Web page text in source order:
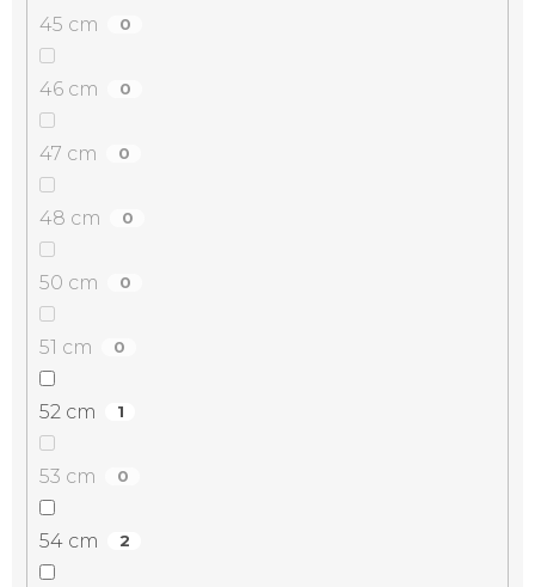
45 cm 0
46 cm 0
47 cm 0
48 cm 0
50 cm 0
51 cm 0
52 cm 1
53 cm 0
54 cm 2